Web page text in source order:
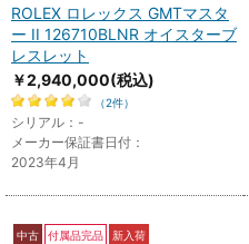
ROLEX ロレックス GMTマスタ
ー II 126710BLNR オイスターブ
レスレット
￥2,940,000(税込)
（2件）
シリアル：-
メーカー保証書日付：
2023年4月
中古 付属品完品 新入荷